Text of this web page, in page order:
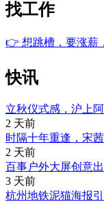
找工作
👉 想跳槽，要涨薪
快讯
立秋仪式感，沪上
2 天前
时隔十年重逢，宋
2 天前
百事户外大屏创意
3 天前
杭州地铁泥猫海报